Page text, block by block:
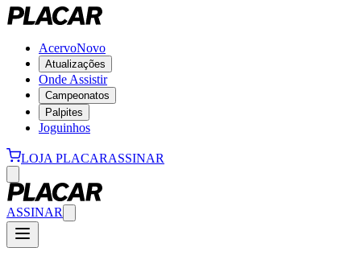
AcervoNovo
Atualizações
Onde Assistir
Campeonatos
Palpites
Joguinhos
LOJA PLACARASSINAR
ASSINAR